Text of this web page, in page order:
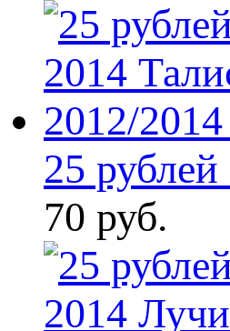
25
70 руб.